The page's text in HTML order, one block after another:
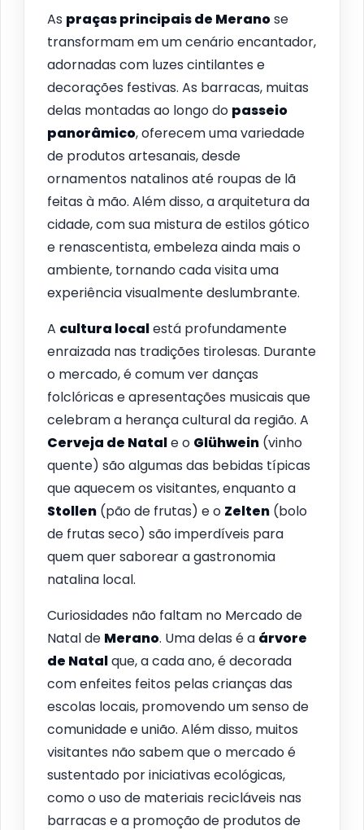
As praças principais de Meranose
transformam em um cenário encantador,
adornadas com luzes cintilantes e
decorações festivas. As barracas, muitas
delas montadas ao longo do passeio
panorâmico, oferecem uma variedade
de produtos artesanais, desde
ornamentos natalinos até roupas de lã
feitas à mão. Além disso, a arquitetura da
cidade, com sua mistura de estilos gótico
e renascentista, embeleza ainda mais o
ambiente, tornando cada visita uma
experiência visualmente deslumbrante.
A cultura localestá profundamente
enraizada nas tradições tirolesas. Durante
o mercado, é comum ver danças
folclóricas e apresentações musicais que
celebram a herança cultural da região. A
Cerveja de Natale o Glühwein (vinho
quente) são algumas das bebidas típicas
que aquecem os visitantes, enquanto a
Stollen (pão de frutas) e o Zelten (bolo
de frutas seco) são imperdíveis para
quem quer saborear a gastronomia
natalina local.
Curiosidades não faltam no Mercado de
Natal de Merano. Uma delas é a árvore
de Natalque, a cada ano, é decorada
com enfeites feitos pelas crianças das
escolas locais, promovendo um senso de
comunidade e união. Além disso, muitos
visitantes não sabem que o mercado é
sustentado por iniciativas ecológicas,
como o uso de materiais recicláveis nas
barracas e a promoção de produtos de